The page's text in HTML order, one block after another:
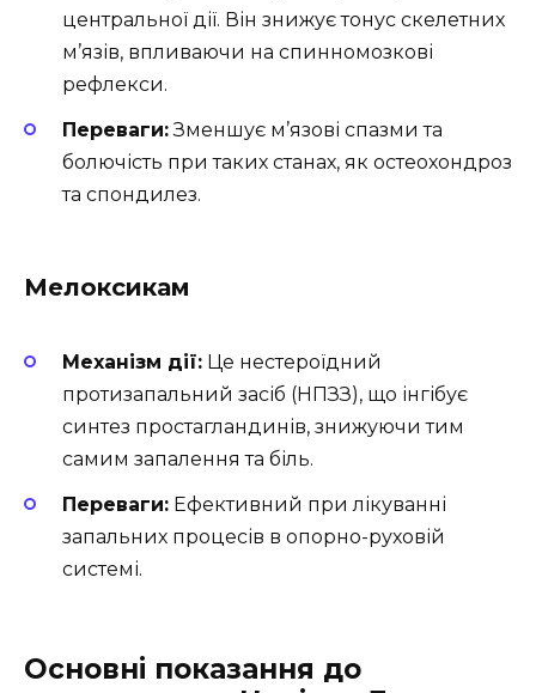
центральної дії. Він знижує тонус скелетних
м’язів, впливаючи на спинномозкові
рефлекси.
Переваги:Зменшує м’язові спазми та
болючість при таких станах, як остеохондроз
та спондилез.
Мелоксикам
Механізм дії: Це нестероїдний
протизапальний засіб (НПЗЗ), що інгібує
синтез простагландинів, знижуючи тим
самим запалення та біль.
Переваги: Ефективний при лікуванні
запальних процесів в опорно-руховій
системі.
Основні показання до